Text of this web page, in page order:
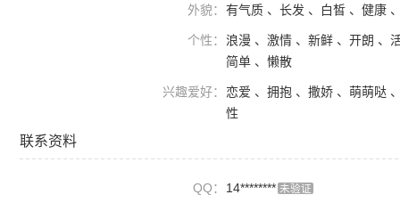
外貌： 有气质 、长发 、白皙 、健康
个性： 浪漫 、激情 、新鲜 、开朗 、
简单 、懒散
兴趣爱好：
恋爱 、拥抱 、撒娇 、萌萌哒
性
联系资料
QQ： 14******** 未验证